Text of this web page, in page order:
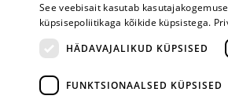
See veebisait kasutab
küpsisepoliitikaga kõikide küpsistega.
HÄDAVAJALIKUD KÜPSISED
FUNKTSIONAALSED KÜPSISED